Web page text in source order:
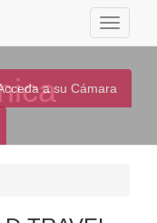
Toggle
a su Cámara